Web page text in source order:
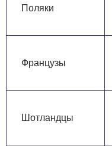
Поляки
Французы
Шотландцы